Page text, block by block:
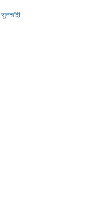
सुनचाँदी